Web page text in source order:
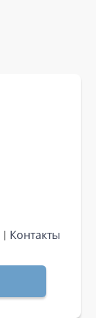
Контакты